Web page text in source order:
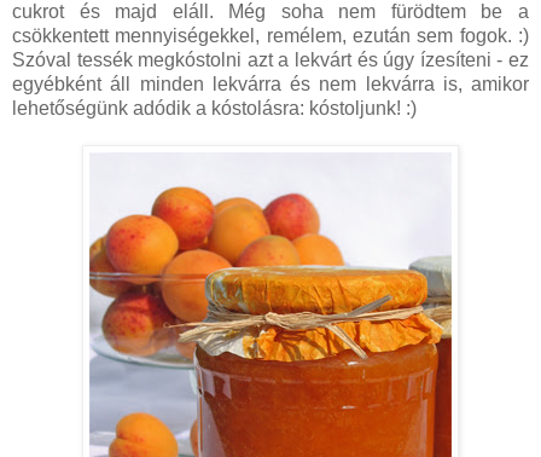
cukrot és majd eláll. Még soha nem fürödtem be a
csökkentett mennyiségekkel, remélem, ezután sem fogok. :)
Szóval tessék megkóstolni azt a lekvárt és úgy ízesíteni - ez
egyébként áll minden lekvárra és nem lekvárra is, amikor
lehetőségünk adódik a kóstolásra: kóstoljunk! :)